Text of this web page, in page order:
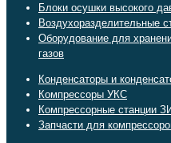
Блоки осушки высокого
Воздухоразделительные
Оборудование для
газов
Конденсаторы и
Компрессоры УКС
Компрессорные станции
Запчасти для